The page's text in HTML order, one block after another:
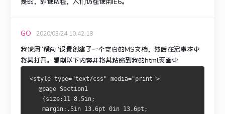
GO 2020/03/24 10:42:18
我使用“横向”设置创建了一个空白的MS文档，然后在记事本中
将其打开。 复制以下内容并将其粘贴到我的html页面中
<style type="text/css" media="print">
   @page Section1
    {size:11 8.5in;
    margin:.5in 13.6pt 0in 13.6pt;